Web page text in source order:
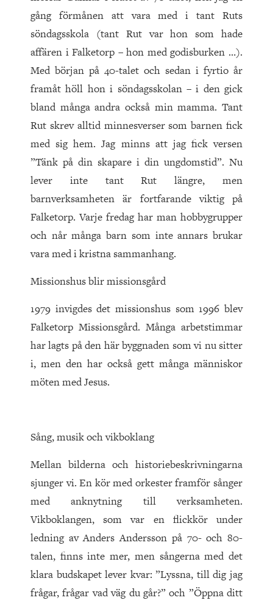
gång förmånen att vara med i tant Ruts
söndagsskola (tant Rut var hon som hade
affären i Falketorp – hon med godisburken …).
Med början på 40-talet och sedan i fyrtio år
framåt höll hon i söndagsskolan – i den gick
bland många andra också min mamma. Tant
Rut skrev alltid minnesverser som barnen fick
med sig hem. Jag minns att jag fick versen
”Tänk på din skapare i din ungdomstid”. Nu
lever inte tant Rut längre, men
barnverksamheten är fortfarande viktig på
Falketorp. Varje fredag har man hobbygrupper
och når många barn som inte annars brukar
vara med i kristna sammanhang.
Missionshus blir missionsgård
1979 invigdes det missionshus som 1996 blev
Falketorp Missionsgård. Många arbetstimmar
har lagts på den här byggnaden som vi nu sitter
i, men den har också gett många människor
möten med Jesus.
Sång, musik och vikboklang
Mellan bilderna och historiebeskrivningarna
sjunger vi. En kör med orkester framför sånger
med anknytning till verksamheten.
Vikboklangen, som var en flickkör under
ledning av Anders Andersson på 70- och 80-
talen, finns inte mer, men sångerna med det
klara budskapet lever kvar: ”Lyssna, till dig jag
frågar, frågar vad väg du går?” och ”Öppna ditt